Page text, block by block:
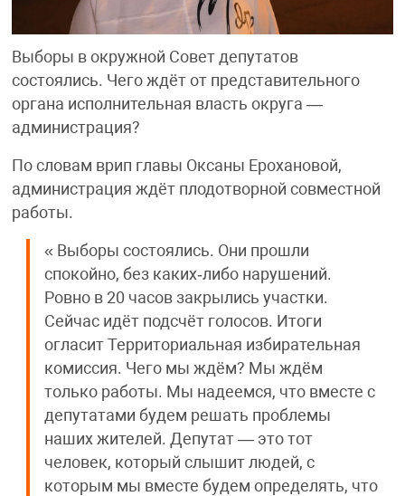
Выборы в окружной Совет депутатов
состоялись. Чего ждёт от представительного
органа исполнительная власть округа —
администрация?
По словам врип главы Оксаны Ерохановой,
администрация ждёт плодотворной совместной
работы.
« Выборы состоялись. Они прошли
спокойно, без каких‐либо нарушений.
Ровно в 20 часов закрылись участки.
Сейчас идёт подсчёт голосов. Итоги
огласит Территориальная избирательная
комиссия. Чего мы ждём? Мы ждём
только работы. Мы надеемся, что вместе с
депутатами будем решать проблемы
наших жителей. Депутат — это тот
человек, который слышит людей, с
которым мы вместе будем определять, что